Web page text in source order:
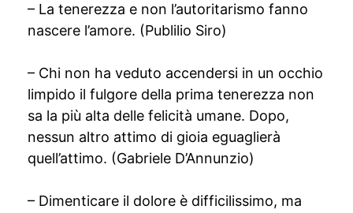
– La tenerezza e non l’autoritarismo fanno
nascere l’amore. (Publilio Siro)
– Chi non ha veduto accendersi in un occhio
limpido il fulgore della prima tenerezza non
sa la più alta delle felicità umane. Dopo,
nessun altro attimo di gioia eguaglierà
quell’attimo. (Gabriele D’Annunzio)
– Dimenticare il dolore è difficilissimo, ma